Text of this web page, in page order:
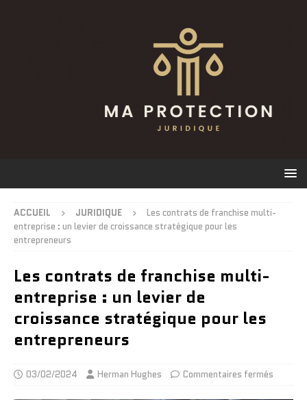
ACCUEIL JURIDIQUE
Les contrats de franchise multi-
entreprise : un levier de croissance stratégique pour les
entrepreneurs
Les contrats de franchise multi-
entreprise : un levier de
croissance stratégique pour les
entrepreneurs
03/02/2024 Herman Hughes Commentaires fermés